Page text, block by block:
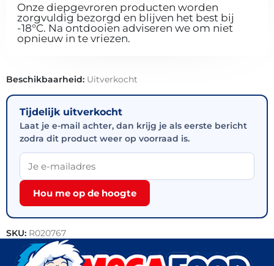
Onze diepgevroren producten worden
zorgvuldig bezorgd en blijven het best bij
-18°C. Na ontdooien adviseren we om niet
opnieuw in te vriezen.
Beschikbaarheid: Uitverkocht
Tijdelijk uitverkocht
Laat je e-mail achter, dan krijg je als eerste bericht
zodra dit product weer op voorraad is.
Hou me op de hoogte
SKU: R020767
Categorie: Patisserie